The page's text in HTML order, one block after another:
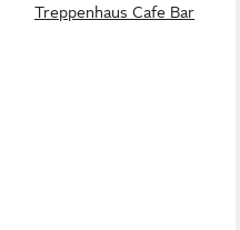
Treppenhaus Cafe Bar